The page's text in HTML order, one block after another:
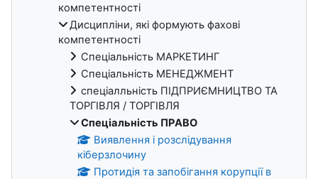
компетентності
Дисципліни, які формують фахові
компетентності
Спеціальність МАРКЕТИНГ
Спеціальність МЕНЕДЖМЕНТ
спеціалльність ПІДПРИЄМНИЦТВО ТА
ТОРГІВЛЯ / ТОРГІВЛЯ
Спеціальність ПРАВО
Виявлення і розслідування
кіберзлочину
Протидія та запобігання корупції в